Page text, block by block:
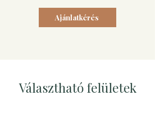
Ajánlatkérés
Választható felületek